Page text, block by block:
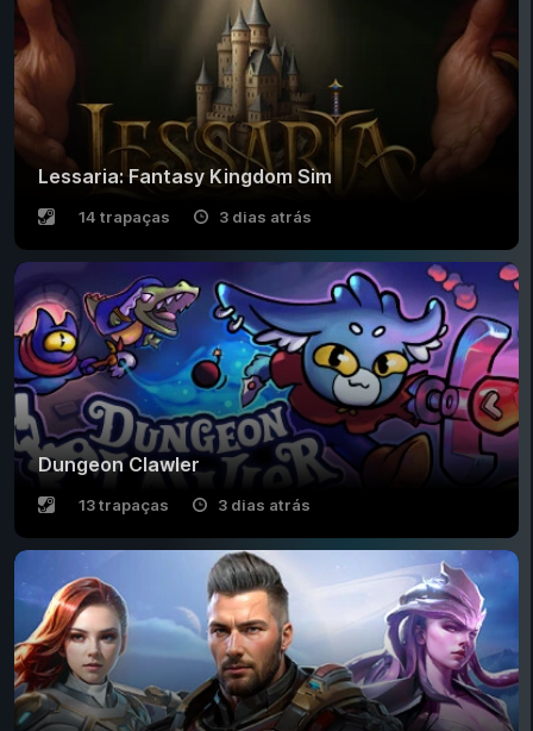
Lessaria: Fantasy Kingdom Sim
14 trapaças 3 dias atrás
Dungeon Clawler
13 trapaças 3 dias atrás